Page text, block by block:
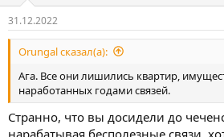
31.12.2022
Orungal сказал(а):
Ага. Все они лишились квартир,
наработанных годами связей.
Странно, что вы досидели до